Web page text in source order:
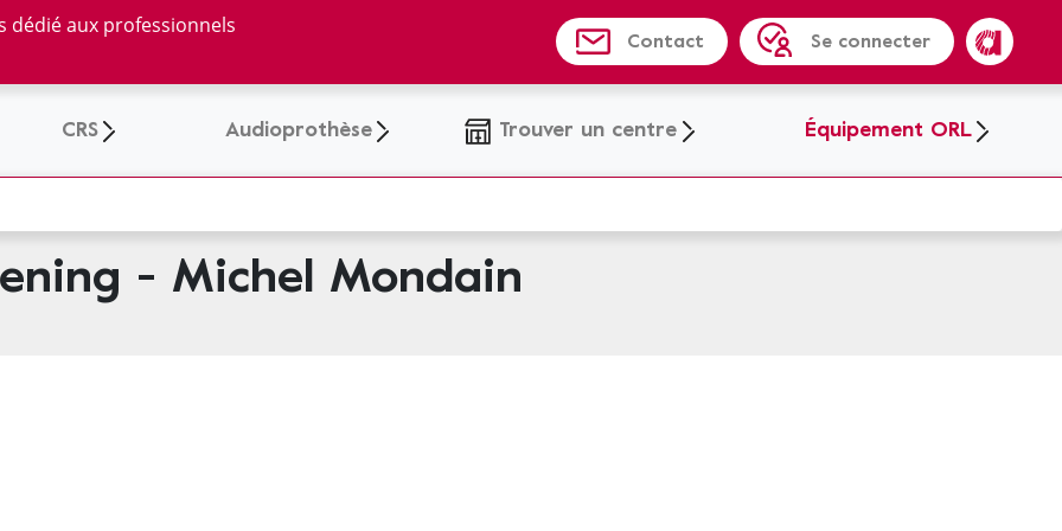
dédié aux professionnels
Contact Se connecter Amplifon
CRS Audioprothèse Trouver un centre Équipement ORL
- Michel Mondain